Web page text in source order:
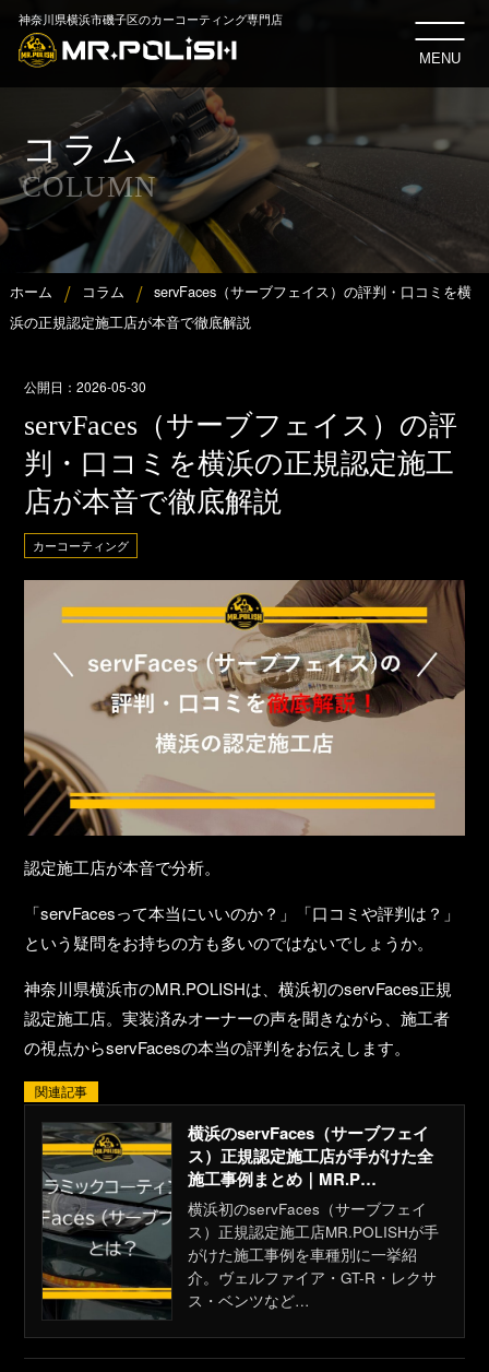
神奈川県横浜市磯子区のカーコーティング専門店
MENU
コラム
COLUMN
ホーム コラム
servFaces（サーブフェイス）の評判・口コミを横
浜の正規認定施工店が本音で徹底解説
公開日：2026-05-30
servFaces（サーブフェイス）の評
判・口コミを横浜の正規認定施工
店が本音で徹底解説
カーコーティング
認定施工店が本音で分析。
「servFacesって本当にいいのか？」「口コミや評判は？」
という疑問をお持ちの方も多いのではないでしょうか。
神奈川県横浜市のMR.POLISHは、横浜初のservFaces正規
認定施工店。実装済みオーナーの声を聞きながら、施工者
の視点からservFacesの本当の評判をお伝えします。
関連記事
横浜のservFaces（サーブフェイ
ス）正規認定施工店が手がけた全
施工事例まとめ｜MR.P…
横浜初のservFaces（サーブフェイ
ス）正規認定施工店MR.POLISHが手
がけた施工事例を車種別に一挙紹
介。ヴェルファイア・GT-R・レクサ
ス・ベンツなど…